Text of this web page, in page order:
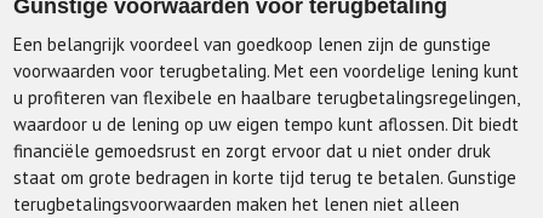
Gunstige voorwaarden voor terugbetaling
Een belangrijk voordeel van goedkoop lenen zijn de gunstige
voorwaarden voor terugbetaling. Met een voordelige lening kunt
u profiteren van flexibele en haalbare terugbetalingsregelingen,
waardoor u de lening op uw eigen tempo kunt aflossen. Dit biedt
financiële gemoedsrust en zorgt ervoor dat u niet onder druk
staat om grote bedragen in korte tijd terug te betalen. Gunstige
terugbetalingsvoorwaarden maken het lenen niet alleen